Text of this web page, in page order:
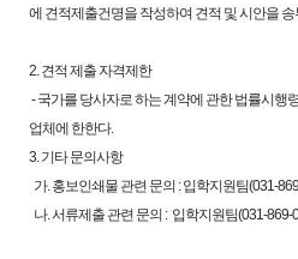
에 견적제출건명을 작성하여 견적 및 시안을
2. 견적 제출 자격제한
- 국가를 당사자로 하는 계약에 관한 법률시행
업체에 한한다.
3. 기타 문의사항
가. 홍보인쇄물 관련 문의 : 입학지원팀(031-
나. 서류제출 관련 문의 : 입학지원팀(031-869-